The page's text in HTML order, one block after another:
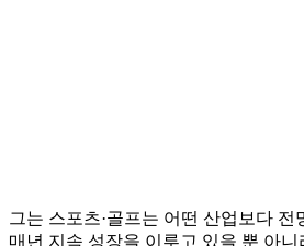
그는 스포츠·골프는 어떤 산업보다 전
매년 지속 성장을 이루고 있을 뿐 아니